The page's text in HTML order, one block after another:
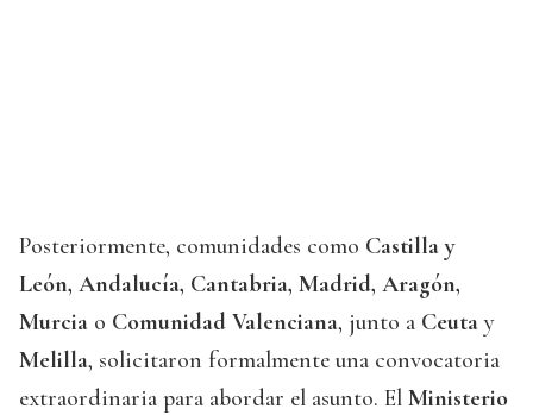
Posteriormente, comunidades como Castilla y
León, Andalucía, Cantabria, Madrid, Aragón,
Murcia o Comunidad Valenciana, junto a Ceuta y
Melilla, solicitaron formalmente una convocatoria
extraordinaria para abordar el asunto. El Ministerio